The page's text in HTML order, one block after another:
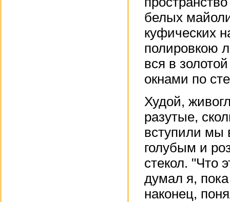
белых
куфических
полировкою
вся в
окнами по
Худой,
разутые,
вступили мы
голубым и
стекол. "Что
думал я,
наконец,